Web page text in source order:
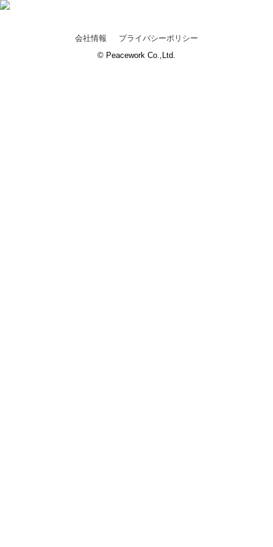
会社情報
プライバシーポリシー
© Peacework Co.,Ltd.